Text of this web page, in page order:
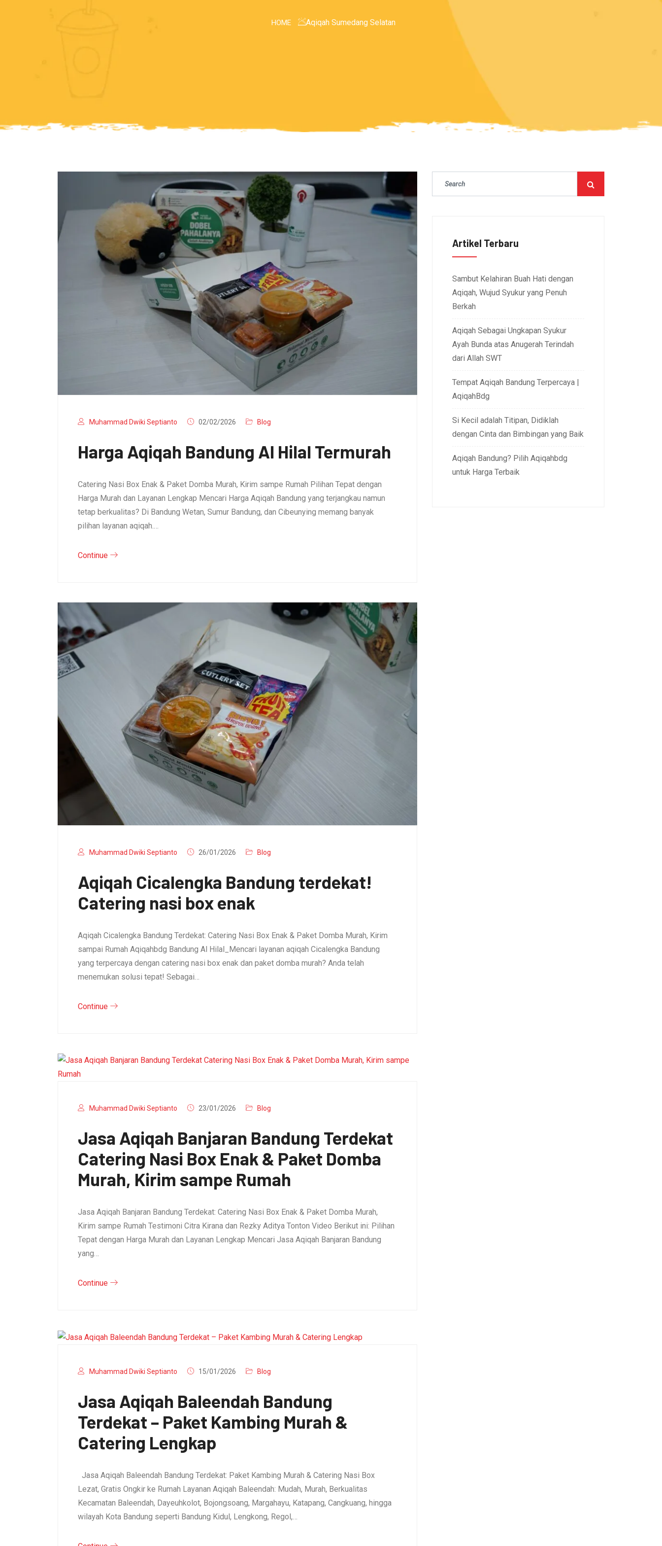
HOME Aqiqah Sumedang Selatan
Muhammad Dwiki Septianto 02/02/2026 Blog
Harga Aqiqah Bandung Al Hilal Termurah
Catering Nasi Box Enak & Paket Domba Murah, Kirim sampe Rumah Pilihan Tepat dengan
Harga Murah dan Layanan Lengkap Mencari Harga Aqiqah Bandung yang terjangkau namun
tetap berkualitas? Di Bandung Wetan, Sumur Bandung, dan Cibeunying memang banyak
pilihan layanan aqiqah.…
Continue
Muhammad Dwiki Septianto 26/01/2026 Blog
Aqiqah Cicalengka Bandung terdekat!
Catering nasi box enak
Aqiqah Cicalengka Bandung Terdekat: Catering Nasi Box Enak & Paket Domba Murah, Kirim
sampai Rumah Aqiqahbdg Bandung Al Hilal_Mencari layanan aqiqah Cicalengka Bandung
yang terpercaya dengan catering nasi box enak dan paket domba murah? Anda telah
menemukan solusi tepat! Sebagai…
Continue
Muhammad Dwiki Septianto 23/01/2026 Blog
Jasa Aqiqah Banjaran Bandung Terdekat
Catering Nasi Box Enak & Paket Domba
Murah, Kirim sampe Rumah
Jasa Aqiqah Banjaran Bandung Terdekat: Catering Nasi Box Enak & Paket Domba Murah,
Kirim sampe Rumah Testimoni Citra Kirana dan Rezky Aditya Tonton Video Berikut ini: Pilihan
Tepat dengan Harga Murah dan Layanan Lengkap Mencari Jasa Aqiqah Banjaran Bandung
yang…
Continue
Muhammad Dwiki Septianto 15/01/2026 Blog
Jasa Aqiqah Baleendah Bandung
Terdekat – Paket Kambing Murah &
Catering Lengkap
Jasa Aqiqah Baleendah Bandung Terdekat: Paket Kambing Murah & Catering Nasi Box
Lezat, Gratis Ongkir ke Rumah Layanan Aqiqah Baleendah: Mudah, Murah, Berkualitas
Kecamatan Baleendah, Dayeuhkolot, Bojongsoang, Margahayu, Katapang, Cangkuang, hingga
wilayah Kota Bandung seperti Bandung Kidul, Lengkong, Regol,…
Artikel Terbaru
Sambut Kelahiran Buah Hati dengan
Aqiqah, Wujud Syukur yang Penuh
Berkah
Aqiqah Sebagai Ungkapan Syukur
Ayah Bunda atas Anugerah Terindah
dari Allah SWT
Tempat Aqiqah Bandung Terpercaya |
AqiqahBdg
Si Kecil adalah Titipan, Didiklah
dengan Cinta dan Bimbingan yang Baik
Aqiqah Bandung? Pilih Aqiqahbdg
untuk Harga Terbaik